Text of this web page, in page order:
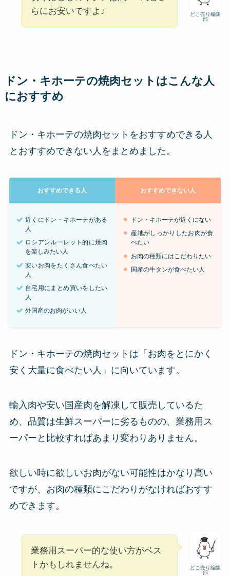
どこ売り編集
部
らにお安いですよ♪
ドン・キホーテの焼肉セットはこんな人
におすすめ
ドン・キホーテの焼肉セットをおすすめできる人
とおすすめできない人をまとめました。
おすすめできる人 おすすめできない人
近くにドン・キホーテがある
人
ロシアンルーレット的に焼肉
を楽しみたい人
安いお肉をたくさん食べたい
人
自宅用にまとめ買いをしたい
人
外国産のお肉がいい人
ドン・キホーテが近くにない
産地がしっかりしたお肉が食
べたい
お肉の種類にはこだわりたい
国産の牛タンが食べたい人
ドン・キホーテの焼肉セットは「お肉をとにかく
安く大量に食べたい人」に向いています。
輸入肉や安い国産肉を解凍して販売しているた
め、品質は生鮮スーパーに劣るものの、業務用ス
ーパーと比較すればあまり変わりありません。
欲しい時に欲しいお肉がない可能性はかなり高い
ですが、お肉の種類にこだわりがなければおすす
めできます。
どこ売り編集
部
業務用スーパー的な使い方がベス
トかもしれませんね。